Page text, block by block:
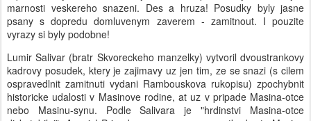
marnosti veskereho snazeni. Des a hruza! Posudky byly jasne
psany s dopredu domluvenym zaverem - zamitnout. I pouzite
vyrazy si byly podobne!
Lumir Salivar (bratr Skvoreckeho manzelky) vytvoril dvoustrankovy
kadrovy posudek, ktery je zajimavy uz jen tim, ze se snazi (s cilem
ospravedlnit zamitnuti vydani Rambouskova rukopisu) zpochybnit
historicke udalosti v Masinove rodine, at uz v pripade Masina-otce
nebo Masinu-synu. Podle Salivara je "hrdinstvi Masina-otce